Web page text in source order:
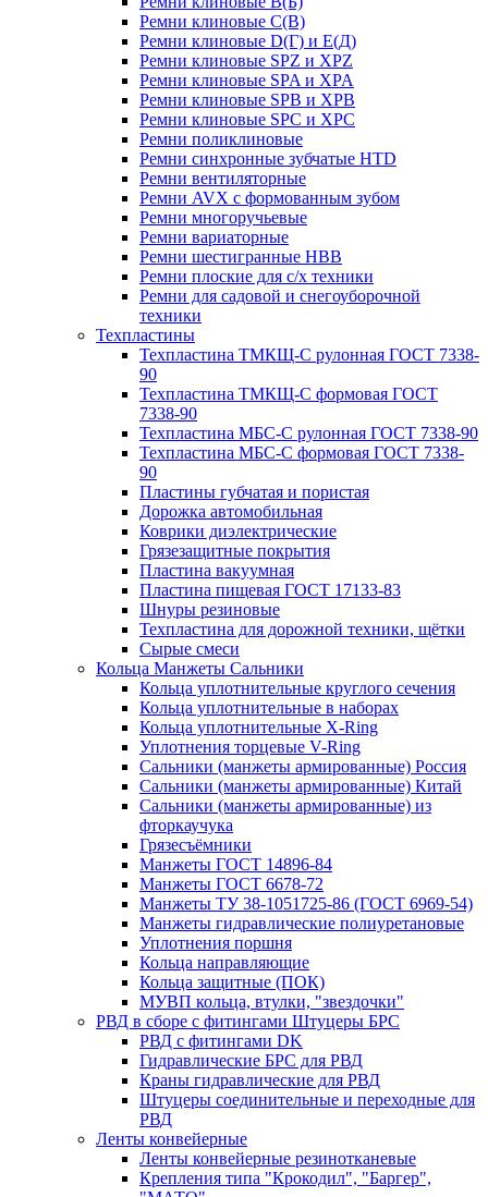
Ремни клиновые С(В)
Ремни клиновые D(Г) и Е(Д)
Ремни клиновые SPZ и XPZ
Ремни клиновые SPA и XPA
Ремни клиновые SPB и XPB
Ремни клиновые SPC и XPC
Ремни поликлиновые
Ремни синхронные зубчатые HTD
Ремни вентиляторные
Ремни AVX с формованным зубом
Ремни многоручьевые
Ремни вариаторные
Ремни шестигранные HBB
Ремни плоские для с/х техники
Ремни для садовой и снегоуборочной
техники
Техпластины
Техпластина ТМКЩ-С рулонная ГОСТ 7338-
90
Техпластина ТМКЩ-С формовая ГОСТ
7338-90
Техпластина МБС-С рулонная ГОСТ 7338-90
Техпластина МБС-С формовая ГОСТ 7338-
90
Пластины губчатая и пористая
Дорожка автомобильная
Коврики диэлектрические
Грязезащитные покрытия
Пластина вакуумная
Пластина пищевая ГОСТ 17133-83
Шнуры резиновые
Техпластина для дорожной техники, щётки
Сырые смеси
Кольца Манжеты Сальники
Кольца уплотнительные круглого сечения
Кольца уплотнительные в наборах
Кольца уплотнительные Х-Ring
Уплотнения торцевые V-Ring
Сальники (манжеты армированные) Россия
Сальники (манжеты армированные) Китай
Сальники (манжеты армированные) из
фторкаучука
Грязесъёмники
Манжеты ГОСТ 14896-84
Манжеты ГОСТ 6678-72
Манжеты ТУ 38-1051725-86 (ГОСТ 6969-54)
Манжеты гидравлические полиуретановые
Уплотнения поршня
Кольца направляющие
Кольца защитные (ПОК)
МУВП кольца, втулки, "звездочки"
РВД в сборе с фитингами Штуцеры БРС
РВД с фитингами DK
Гидравлические БРС для РВД
Краны гидравлические для РВД
Штуцеры соединительные и переходные для
РВД
Ленты конвейерные
Ленты конвейерные резинотканевые
Крепления типа "Крокодил", "Баргер",